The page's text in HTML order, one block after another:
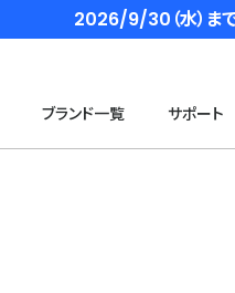
2026/9/30（水）ま
ブランド一覧 サポート